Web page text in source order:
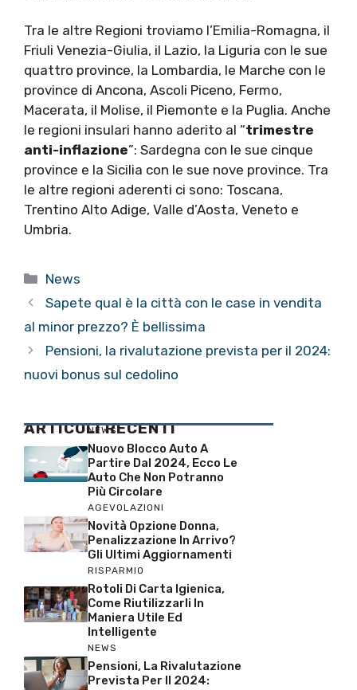
Tra le altre Regioni troviamo l’Emilia-Romagna, il
Friuli Venezia-Giulia, il Lazio, la Liguria con le sue
quattro province, la Lombardia, le Marche con le
province di Ancona, Ascoli Piceno, Fermo,
Macerata, il Molise, il Piemonte e la Puglia. Anche
le regioni insulari hanno aderito al “trimestre
anti-inflazione”: Sardegna con le sue cinque
province e la Sicilia con le sue nove province. Tra
le altre regioni aderenti ci sono: Toscana,
Trentino Alto Adige, Valle d’Aosta, Veneto e
Umbria.
Categorie
News
Sapete qual è la città con le case in vendita
al minor prezzo? È bellissima
Pensioni, la rivalutazione prevista per il 2024:
nuovi bonus sul cedolino
ARTICOLI RECENTI
NEWS
Nuovo Blocco Auto A
Partire Dal 2024, Ecco Le
Auto Che Non Potranno
Più Circolare
AGEVOLAZIONI
Novità Opzione Donna,
Penalizzazione In Arrivo?
Gli Ultimi Aggiornamenti
RISPARMIO
Rotoli Di Carta Igienica,
Come Riutilizzarli In
Maniera Utile Ed
Intelligente
NEWS
Pensioni, La Rivalutazione
Prevista Per Il 2024: